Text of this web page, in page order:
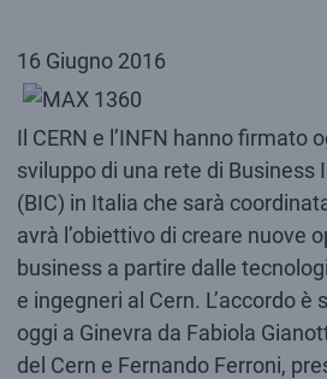
16 Giugno 2016
Il CERN e l’INFN hanno firmato
sviluppo di una rete di Business
(BIC) in Italia che sarà
avrà l’obiettivo di creare nuove
business a partire dalle
e ingegneri al Cern. L’accordo
oggi a Ginevra da Fabiola
del Cern e Fernando Ferroni,